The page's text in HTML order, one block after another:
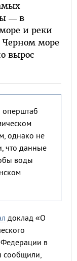
— в
и реки
Черном море
вырос
однако не
что данные
воды
доклад «О
Федерации в
сообщили,